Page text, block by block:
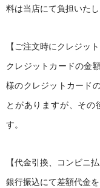
料は当店にて負担いたし
【ご注文時にクレジッ
クレジットカードの金
様のクレジットカード
とがありますが、その
す。
【代金引換、コンビニ
銀行振込にて差額代金を